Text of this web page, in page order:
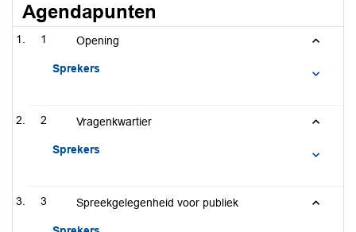
Agendapunten
1 Opening
Sprekers
2 Vragenkwartier
Sprekers
3 Spreekgelegenheid voor publiek